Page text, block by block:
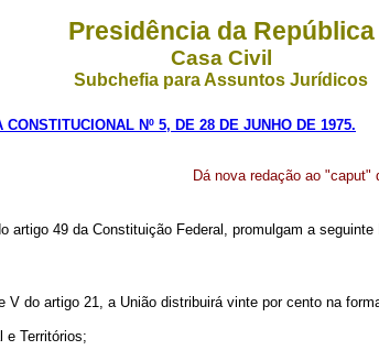
Presidência da República
Casa Civil
Subchefia para Assuntos Jurídicos
CONSTITUCIONAL Nº 5, DE 28 DE JUNHO DE 1975.
Dá nova redação ao
artigo 49 da Constituição Federal, promulgam a
do artigo 21, a União distribuirá vinte por cento na
e Territórios;